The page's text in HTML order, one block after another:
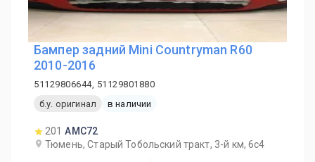
Бампер задний Mini Countryman R60
2010-2016
51129806644, 51129801880
б.у. оригинал
в наличии
201 AMC72
Тюмень, Старый Тобольский тракт, 3-й км, 6с4